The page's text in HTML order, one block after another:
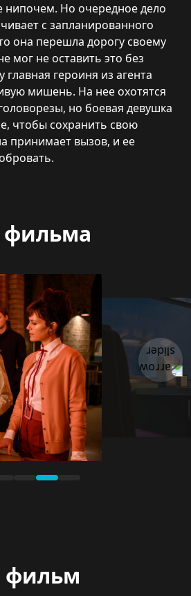
нипочем. Но очередное дело
с запланированного
она перешла дорогу своему
мог не оставить это без
героиня из агента
мишень. На нее охотятся
но боевая девушка
чтобы сохранить свою
принимает вызов, и ее
фильм